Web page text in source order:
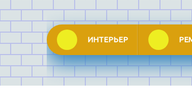
ИНТЕРЬЕР